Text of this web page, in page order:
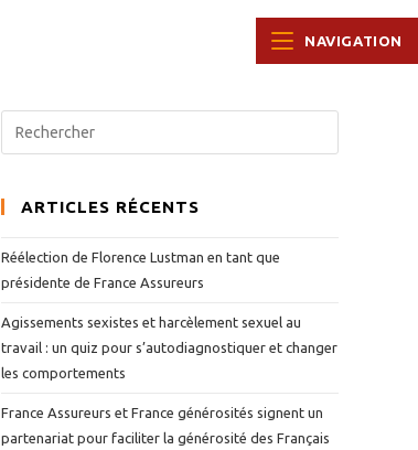
NAVIGATION
ARTICLES RÉCENTS
Réélection de Florence Lustman en tant que
présidente de France Assureurs
Agissements sexistes et harcèlement sexuel au
travail : un quiz pour s’autodiagnostiquer et changer
les comportements
France Assureurs et France générosités signent un
partenariat pour faciliter la générosité des Français